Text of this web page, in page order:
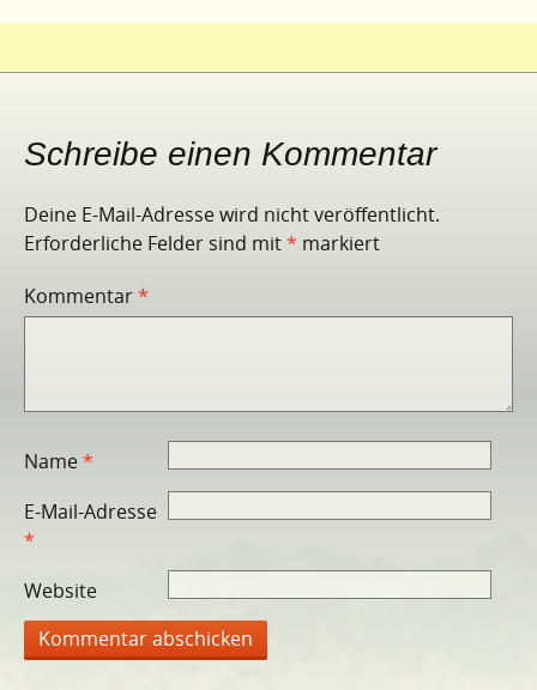
Schreibe einen Kommentar
Deine E-Mail-Adresse wird nicht veröffentlicht.
Erforderliche Felder sind mit* markiert
Kommentar*
Name*
E-Mail-Adresse
*
Website